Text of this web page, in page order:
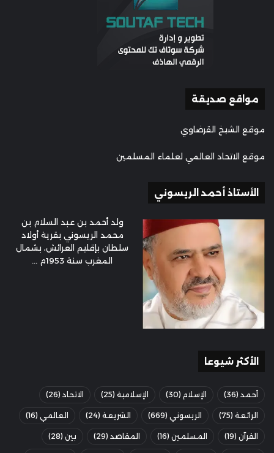
مواقع صديقة
موقع الشيخ القرضاوي
موقع الاتحاد العالمي لعلماء المسلمين
الأستاذ أحمد الريسوني
ولد أحمد بن عبد السلام بن
محمد الريسوني بقرية أولاد
سلطان بإقليم العرائش، بشمال
المغرب سنة 1953م ...
الأكثر شيوعا
أحمد (36) الإسلام (30) الإسلامية (25) الاتحاد (26)
الرائعة (75) الريسوني (669) الشريعة (24) العالمي (16)
القرآن (19) المسلمين (16) المقاصد (29) بين (28)